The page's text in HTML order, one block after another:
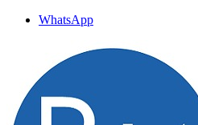
WhatsApp